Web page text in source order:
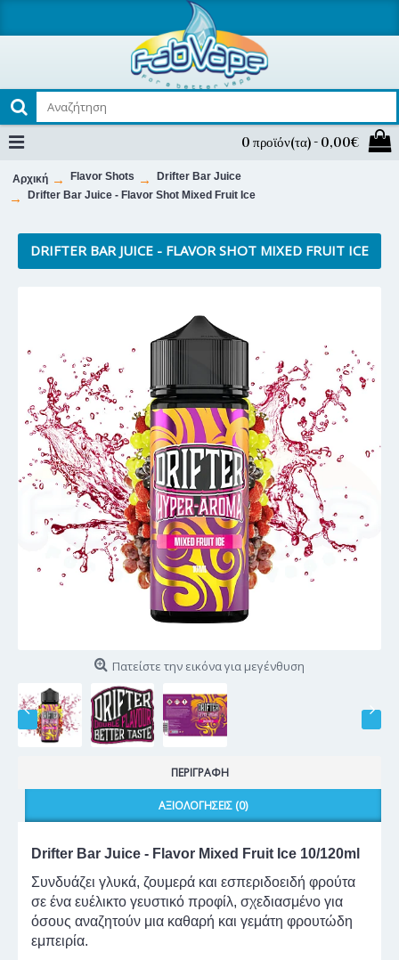
0 προϊόν(τα) - 0,00€
Αρχική Flavor Shots
Drifter Bar Juice
Drifter Bar Juice - Flavor Shot Mixed Fruit Ice
DRIFTER BAR JUICE - FLAVOR SHOT MIXED FRUIT ICE
Πατείστε την εικόνα για μεγένθυση
ΠΕΡΙΓΡΑΦΉ
ΑΞΙΟΛΟΓΉΣΕΙΣ (0)
Drifter Bar Juice - Flavor Mixed Fruit Ice 10/120ml
Συνδυάζει γλυκά, ζουμερά και εσπεριδοειδή φρούτα
σε ένα ευέλικτο γευστικό προφίλ, σχεδιασμένο για
όσους αναζητούν μια καθαρή και γεμάτη φρουτώδη
εμπειρία.